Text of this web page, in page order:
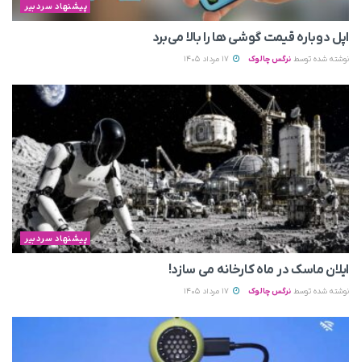
پیشنهاد سردبیر
اپل دوباره قیمت‌ گوشی ها را بالا می‌برد
نوشته شده توسط نرگس چالوک
پیشنهاد سردبیر
ایلان ماسک در ماه کارخانه می سازد!
نوشته شده توسط نرگس چالوک